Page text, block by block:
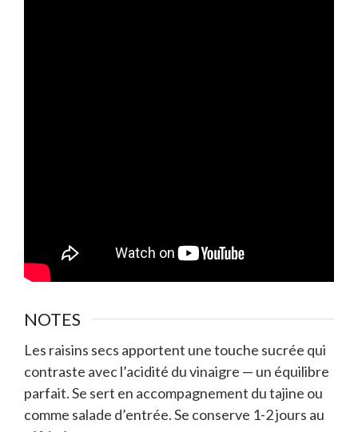
NOTES
Les raisins secs apportent une touche sucrée qui
contraste avec l’acidité du vinaigre — un équilibre
parfait. Se sert en accompagnement du tajine ou
comme salade d’entrée. Se conserve 1-2 jours au